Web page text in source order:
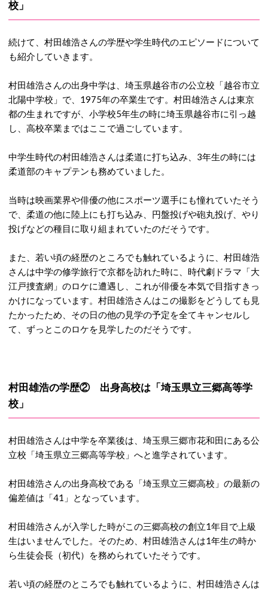
校」
続けて、村田雄浩さんの学歴や学生時代のエピソードについて
も紹介していきます。
村田雄浩さんの出身中学は、埼玉県越谷市の公立校「越谷市立
北陽中学校」で、1975年の卒業生です。村田雄浩さんは東京
都の生まれですが、小学校5年生の時に埼玉県越谷市に引っ越
し、高校卒業まではここで過ごしています。
中学生時代の村田雄浩さんは柔道に打ち込み、3年生の時には
柔道部のキャプテンも務めていました。
当時は映画業界や俳優の他にスポーツ選手にも憧れていたそう
で、柔道の他に陸上にも打ち込み、円盤投げや砲丸投げ、やり
投げなどの種目に取り組まれていたのだそうです。
また、若い頃の経歴のところでも触れているように、村田雄浩
さんは中学の修学旅行で京都を訪れた時に、時代劇ドラマ「大
江戸捜査網」のロケに遭遇し、これが俳優を本気で目指すきっ
かけになっています。村田雄浩さんはこの撮影をどうしても見
たかったため、その日の他の見学の予定を全てキャンセルし
て、ずっとこのロケを見学したのだそうです。
村田雄浩の学歴② 出身高校は「埼玉県立三郷高等学
校」
村田雄浩さんは中学を卒業後は、埼玉県三郷市花和田にある公
立校「埼玉県立三郷高等学校」へと進学されています。
村田雄浩さんの出身高校である「埼玉県立三郷高校」の最新の
偏差値は「41」となっています。
村田雄浩さんが入学した時がこの三郷高校の創立1年目で上級
生はいませんでした。そのため、村田雄浩さんは1年生の時か
ら生徒会長（初代）を務められていたそうです。
若い頃の経歴のところでも触れているように、村田雄浩さんは